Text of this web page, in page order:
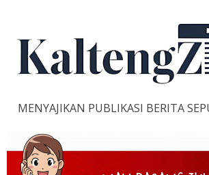
content
MENYAJIKAN PUBLIKASI BERITA